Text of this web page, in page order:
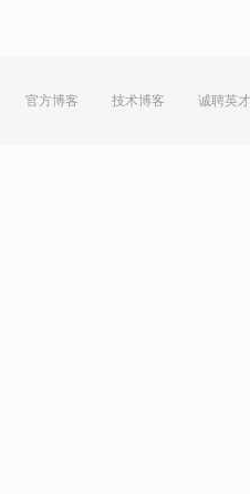
官方博客 技术博客 诚聘英才